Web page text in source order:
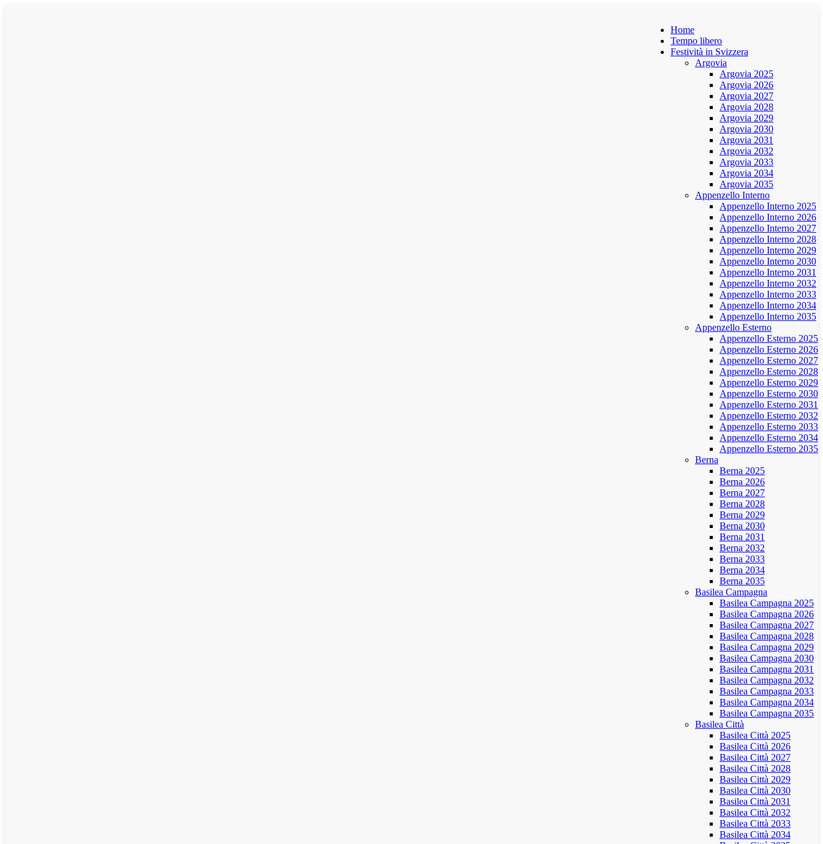
Home
Tempo libero
Festività in Svizzera
Argovia
Argovia 2025
Argovia 2026
Argovia 2027
Argovia 2028
Argovia 2029
Argovia 2030
Argovia 2031
Argovia 2032
Argovia 2033
Argovia 2034
Argovia 2035
Appenzello Interno
Appenzello Interno 2025
Appenzello Interno 2026
Appenzello Interno 2027
Appenzello Interno 2028
Appenzello Interno 2029
Appenzello Interno 2030
Appenzello Interno 2031
Appenzello Interno 2032
Appenzello Interno 2033
Appenzello Interno 2034
Appenzello Interno 2035
Appenzello Esterno
Appenzello Esterno 2025
Appenzello Esterno 2026
Appenzello Esterno 2027
Appenzello Esterno 2028
Appenzello Esterno 2029
Appenzello Esterno 2030
Appenzello Esterno 2031
Appenzello Esterno 2032
Appenzello Esterno 2033
Appenzello Esterno 2034
Appenzello Esterno 2035
Berna
Berna 2025
Berna 2026
Berna 2027
Berna 2028
Berna 2029
Berna 2030
Berna 2031
Berna 2032
Berna 2033
Berna 2034
Berna 2035
Basilea Campagna
Basilea Campagna 2025
Basilea Campagna 2026
Basilea Campagna 2027
Basilea Campagna 2028
Basilea Campagna 2029
Basilea Campagna 2030
Basilea Campagna 2031
Basilea Campagna 2032
Basilea Campagna 2033
Basilea Campagna 2034
Basilea Campagna 2035
Basilea Città
Basilea Città 2025
Basilea Città 2026
Basilea Città 2027
Basilea Città 2028
Basilea Città 2029
Basilea Città 2030
Basilea Città 2031
Basilea Città 2032
Basilea Città 2033
Basilea Città 2034